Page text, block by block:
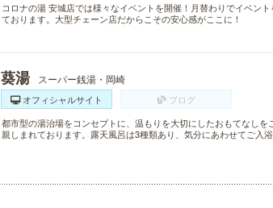
コロナの湯 安城店では様々なイベントを開催！月替わりでイベン
ております。大型チェーン店だからこその安心感がここに！
葵湯 スーパー銭湯・岡崎
オフィシャルサイト
ブログ
都市型の湯治場をコンセプトに、温もりを大切にしたおもてなし
親しまれております。露天風呂は3種類あり、気分にあわせてご入浴